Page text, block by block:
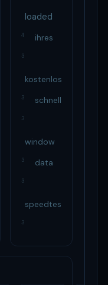
loaded
4 ihres
3
kostenlos
3 schnell
3
window
3 data
3
speedtest
3